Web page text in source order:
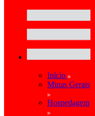
Início
Minas Gerais
Hospedagem